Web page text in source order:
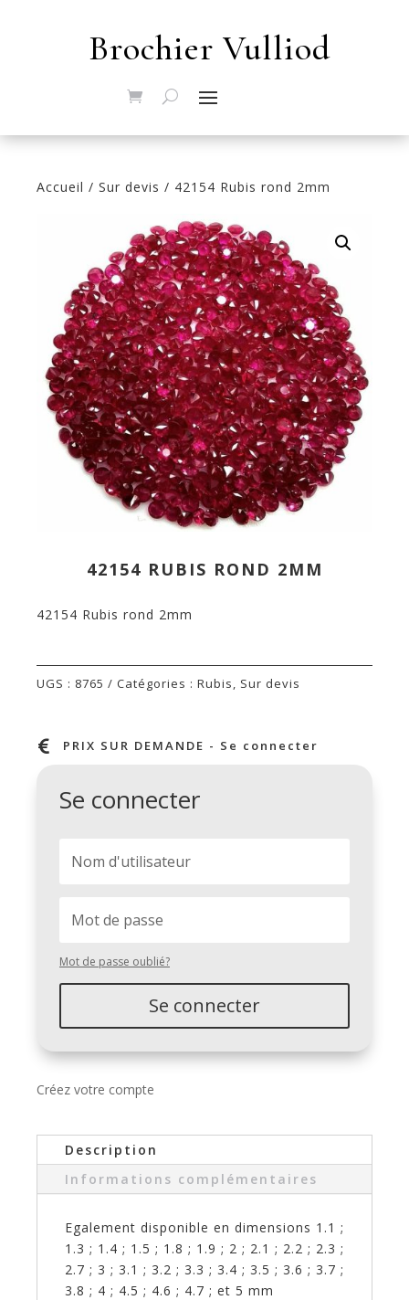
Brochier Vulliod
Accueil / Sur devis / 42154 Rubis rond 2mm
42154 RUBIS ROND 2MM
42154 Rubis rond 2mm
UGS : 8765 Catégories : Rubis, Sur devis
 PRIX SUR DEMANDE - Se connecter
Se connecter
Mot de passe oublié?
Se connecter
Créez votre compte
Description
Informations complémentaires
Egalement disponible en dimensions 1.1 ;
1.3 ; 1.4 ; 1.5 ; 1.8 ; 1.9 ; 2 ; 2.1 ; 2.2 ; 2.3 ;
2.7 ; 3 ; 3.1 ; 3.2 ; 3.3 ; 3.4 ; 3.5 ; 3.6 ; 3.7 ;
3.8 ; 4 ; 4.5 ; 4.6 ; 4.7 ; et 5 mm